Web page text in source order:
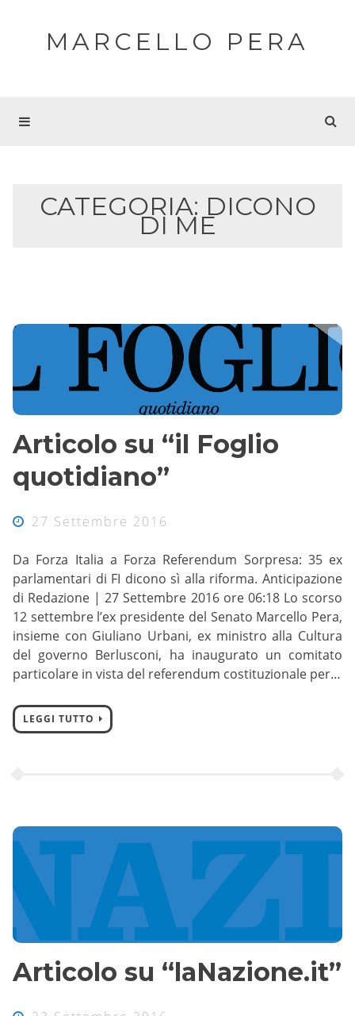
MARCELLO PERA
CATEGORIA: DICONO
DI ME
Articolo su “il Foglio
quotidiano”
27 Settembre 2016
Da Forza Italia a Forza Referendum Sorpresa: 35 ex
parlamentari di FI dicono sì alla riforma. Anticipazione
di Redazione | 27 Settembre 2016 ore 06:18 Lo scorso
12 settembre l’ex presidente del Senato Marcello Pera,
insieme con Giuliano Urbani, ex ministro alla Cultura
del governo Berlusconi, ha inaugurato un comitato
particolare in vista del referendum costituzionale per…
LEGGI TUTTO
Articolo su “laNazione.it”